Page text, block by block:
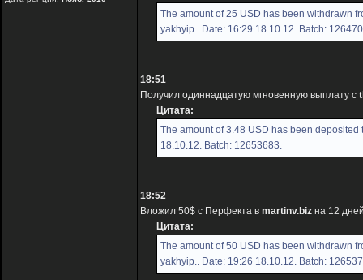
The amount of 25 USD has been withdrawn
yakhyip.. Date: 16:29 18.10.12. Batch:
18:51
Получил одиннадцатую мгновенную выплату с
Цитата:
The amount of 3.48 USD has been
18.10.12. Batch: 12653683.
18:52
Вложил 50$ с Перфекта в martinv.biz на 12
Цитата:
The amount of 50 USD has been withdrawn
yakhyip.. Date: 19:26 18.10.12. Batch: